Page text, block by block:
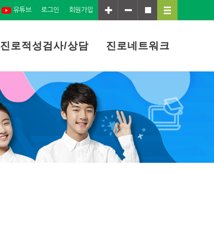
유튜브 로그인 회원가입
진로적성검사/상담 진로네트워크